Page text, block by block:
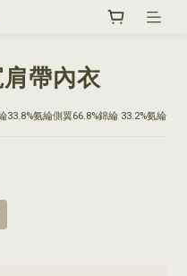
帶內衣
33.8%氨綸側翼66.8%錦綸 33.2%氨綸